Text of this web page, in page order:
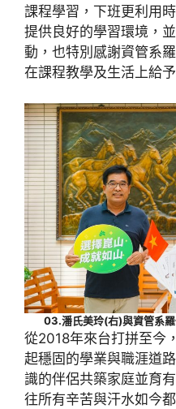
課程學習，下班更利用
提供良好的學習環境，
動，也特別感謝資管系
在課程教學及生活上給
03.潘氏美玲(右)與資管系
從2018年來台打拼至今
起穩固的學業與職涯道
識的伴侶共築家庭並育
往所有辛苦與汗水如今